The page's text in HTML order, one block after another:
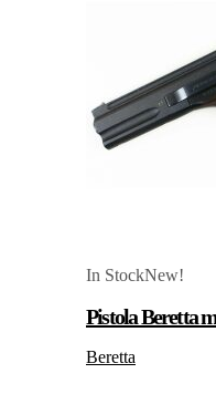
In StockNew!
Pistola Beretta
Beretta